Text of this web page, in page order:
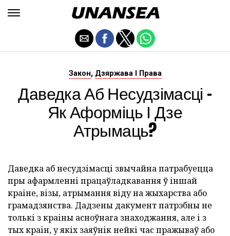
Закон, Дзяржава І Права
Даведка Аб Несудзімасці -
Як Аформіць І Дзе
Атрымаць?
Даведка аб несудзімасці звычайна патрабуецца
пры афармленні працаўладкавання ў іншай
краіне, візы, атрымання віду на жыхарства або
грамадзянства. Дадзены дакумент патрэбны не
толькі з краіны асноўнага знаходжання, але і з
тых краін, у якіх заяўнік нейкі час пражываў або